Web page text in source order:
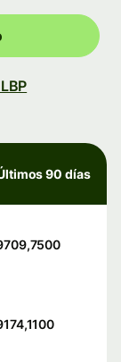
90 días